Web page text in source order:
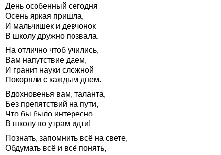
День особенный сегодня
Осень яркая пришла,
И мальчишек и девчонок
В школу дружно позвала.
На отлично чтоб учились,
Вам напутствие даем,
И гранит науки сложной
Покоряли с каждым днем.
Вдохновенья вам, таланта,
Без препятствий на пути,
Что бы было интересно
В школу по утрам идти!
Познать, запомнить всё на свете,
Обдумать всё и всё понять,